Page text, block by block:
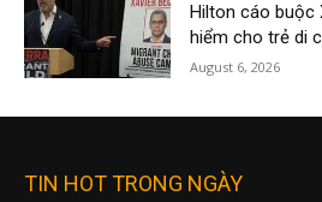
Hilton cáo buộc
hiểm cho trẻ di
August 6, 2026
TIN HOT TRONG NGÀY